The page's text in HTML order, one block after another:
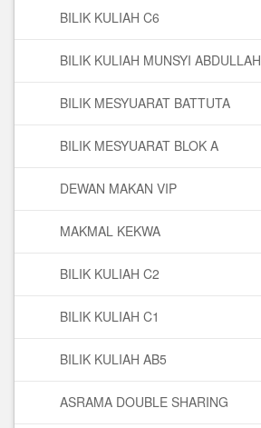
BILIK KULIAH C6
BILIK KULIAH MUNSYI ABDULLAH
BILIK MESYUARAT BATTUTA
BILIK MESYUARAT BLOK A
DEWAN MAKAN VIP
MAKMAL KEKWA
BILIK KULIAH C2
BILIK KULIAH C1
BILIK KULIAH AB5
ASRAMA DOUBLE SHARING